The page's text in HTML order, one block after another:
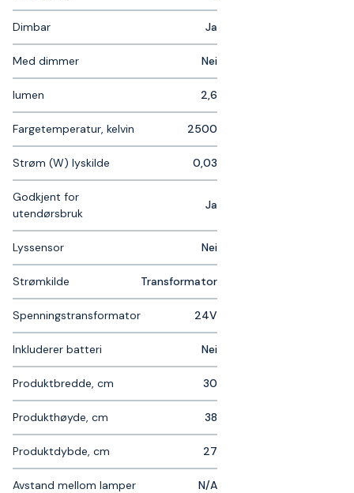
Dimbar Ja
Med dimmer Nei
lumen 2,6
Fargetemperatur, kelvin 2500
Strøm (W) lyskilde 0,03
Godkjent for
utendørsbruk
Ja
Lyssensor Nei
Strømkilde Transformator
Spenningstransformator 24V
Inkluderer batteri Nei
Produktbredde, cm 30
Produkthøyde, cm 38
Produktdybde, cm 27
Avstand mellom lamper N/A